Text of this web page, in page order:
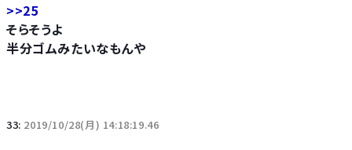
>>25
そらそうよ
半分ゴムみたいなもんや
33: 2019/10/28(月) 14:18:19.46